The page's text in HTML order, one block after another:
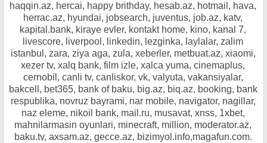
haqqin.az, hercai, happy brithday, hesab.az, hotmail, hava,
herrac.az, hyundai, jobsearch, juventus, job.az, katv,
kapital.bank, kiraye evler, kontakt home, kino, kanal 7,
livescore, liverpool, linkedin, lezginka, laylalar, zalim
istanbul, zara, ziya aga, zula, xeberler, metbuat.az, xiaomi,
xezer tv, xalq bank, film izle, xalca yuma, cinemaplus,
cernobil, canli tv, canliskor, vk, valyuta, vakansiyalar,
bakcell, bet365, bank of baku, big.az, biq.az, booking, bank
respublika, novruz bayrami, nar mobile, navigator, nagillar,
naz eleme, nikoil bank, mail.ru, musavat, xnss, 1xbet,
mahnilarmasin oyunlari, minecraft, million, moderator.az,
baku.tv, axsam.az, gecce.az, bizimyol.info,magafun.com.